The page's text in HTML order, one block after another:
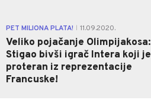
PET MILIONA PLATA! 11.09.2020.
Veliko pojačanje Olimpijakosa:
Stigao bivši igrač Intera koji je
proteran iz reprezentacije
Francuske!